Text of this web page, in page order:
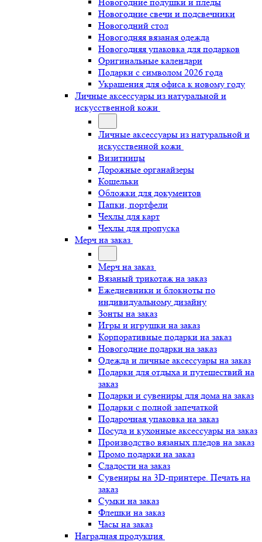
Новогодние свечи и подсвечники
Новогодний стол
Новогодняя вязаная одежда
Новогодняя упаковка для подарков
Оригинальные календари
Подарки с символом 2026 года
Украшения для офиса к новому году
Личные аксессуары из натуральной и
искусственной кожи
Личные аксессуары из натуральной и
искусственной кожи
Визитницы
Дорожные органайзеры
Кошельки
Обложки для документов
Папки, портфели
Чехлы для карт
Чехлы для пропуска
Мерч на заказ
Мерч на заказ
Вязаный трикотаж на заказ
Ежедневники и блокноты по
индивидуальному дизайну
Зонты на заказ
Игры и игрушки на заказ
Корпоративные подарки на заказ
Новогодние подарки на заказ
Одежда и личные аксессуары на заказ
Подарки для отдыха и путешествий на
заказ
Подарки и сувениры для дома на заказ
Подарки с полной запечаткой
Подарочная упаковка на заказ
Посуда и кухонные аксессуары на заказ
Производство вязаных пледов на заказ
Промо подарки на заказ
Сладости на заказ
Сувениры на 3D-принтере. Печать на
заказ
Сумки на заказ
Флешки на заказ
Часы на заказ
Наградная продукция